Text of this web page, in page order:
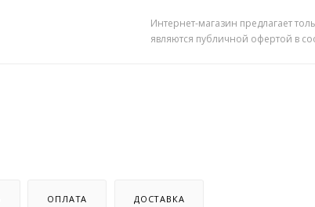
Интернет-магазин предлагает
являются публичной офертой в
ОПЛАТА ДОСТАВКА